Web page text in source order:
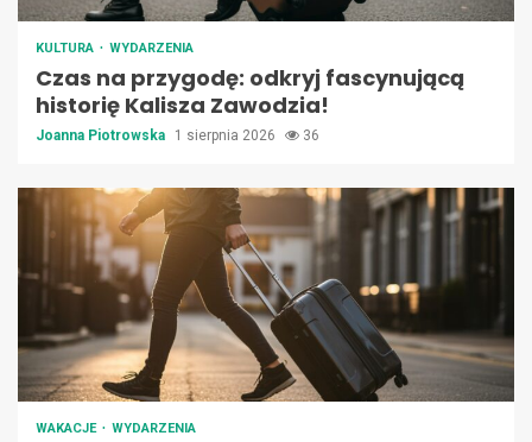
KULTURA WYDARZENIA
Czas na przygodę: odkryj fascynującą
historię Kalisza Zawodzia!
Joanna Piotrowska 1 sierpnia 2026 36
WAKACJE WYDARZENIA